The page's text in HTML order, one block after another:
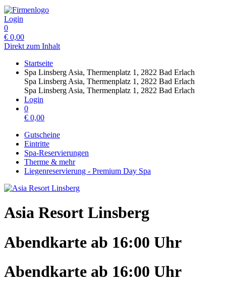
Login
0
€ 0,00
Direkt zum Inhalt
Startseite
Spa Linsberg Asia, Thermenplatz 1, 2822 Bad Erlach
Spa Linsberg Asia, Thermenplatz 1, 2822 Bad Erlach
Spa Linsberg Asia, Thermenplatz 1, 2822 Bad Erlach
Login
0
€ 0,00
Gutscheine
Eintritte
Spa-Reservierungen
Therme & mehr
Liegenreservierung - Premium Day Spa
Asia Resort Linsberg
Abendkarte ab 16:00 Uhr
Abendkarte ab 16:00 Uhr